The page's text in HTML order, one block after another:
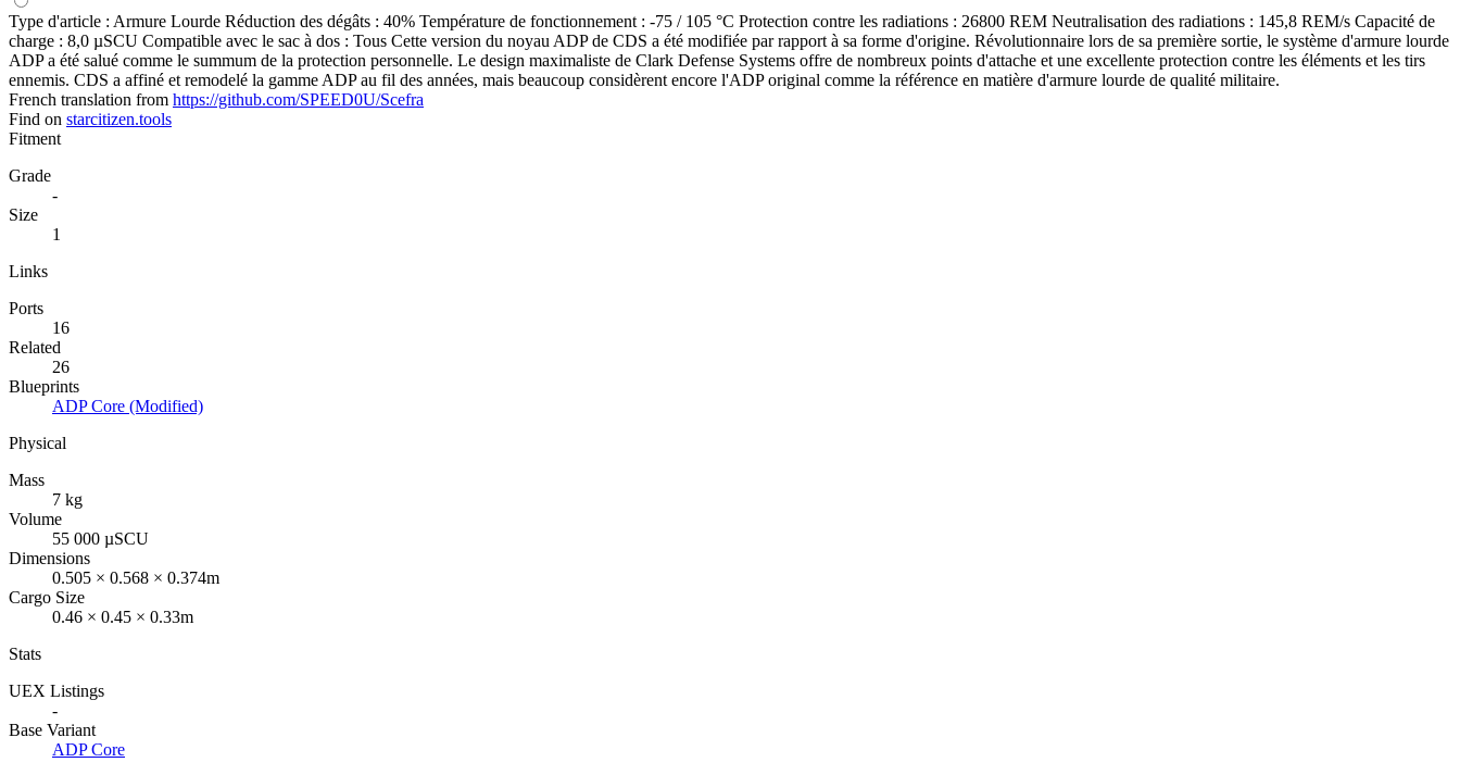
Type d'article : Armure Lourde Réduction des dégâts : 40% Température de fonctionnement : -75 / 105 °C Protection contre les radiations : 26800 REM Neutralisation des radiations : 145,8 REM/s Capacité de
charge : 8,0 µSCU Compatible avec le sac à dos : Tous Cette version du noyau ADP de CDS a été modifiée par rapport à sa forme d'origine. Révolutionnaire lors de sa première sortie, le système d'armure lourde
ADP a été salué comme le summum de la protection personnelle. Le design maximaliste de Clark Defense Systems offre de nombreux points d'attache et une excellente protection contre les éléments et les tirs
ennemis. CDS a affiné et remodelé la gamme ADP au fil des années, mais beaucoup considèrent encore l'ADP original comme la référence en matière d'armure lourde de qualité militaire.
French translation from https://github.com/SPEED0U/Scefra
Find on starcitizen.tools
Fitment
Grade
-
Size
1
Links
Ports
16
Related
26
Blueprints
ADP Core (Modified)
Physical
Mass
7 kg
Volume
55 000 µSCU
Dimensions
0.505 × 0.568 × 0.374m
Cargo Size
0.46 × 0.45 × 0.33m
Stats
UEX Listings
-
Base Variant
ADP Core